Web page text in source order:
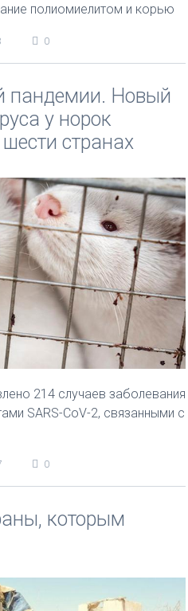
полиомиелитом и корью
0
пандемии. Новый
у норок
странах
214 случаев заболевания
SARS-CoV-2, связанными с
0
которым